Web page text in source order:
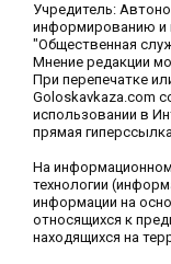
Учредитель:
информированию и
"Общественная
Мнение редакции
При перепечатке
Goloskavkaza.com
использовании в
прямая
На
технологии
информации на
относящихся к
находящихся на